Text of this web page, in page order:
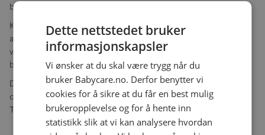
beste komfort uansett vær.
Kombinasjonen av ull i bunnen og dun i den øvre delen sørger for
at barnet holdes varm og tørr. Ull puster og har en suveren
ventilerende egenskap og transporterer fuktighet vekk fra
babyens kropp.
Dun inneholder mye luft noe som gjør den svært varmeisolerende
og gir den evnen til å transportere bort fuktighet raskt.
Temperaturen holdes derfor stabil.
Dette nettstedet bruker
informasjonskapsler
Vi ønsker at du skal være trygg når du
bruker Babycare.no. Derfor benytter vi
cookies for å sikre at du får en best mulig
brukeropplevelse og for å hente inn
statistikk slik at vi kan analysere hvordan